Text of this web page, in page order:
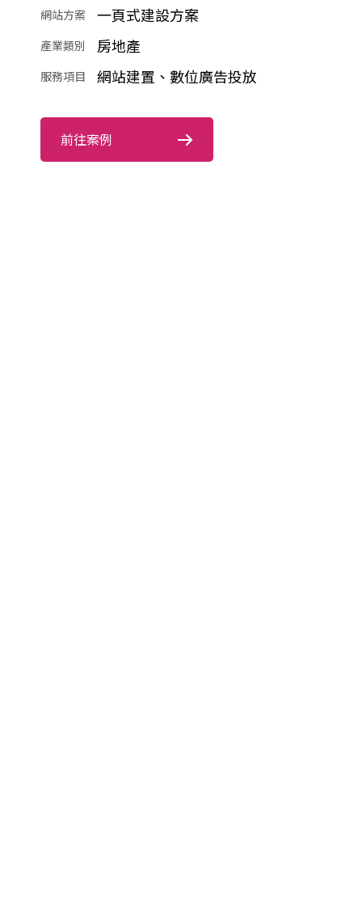
網站方案 一頁式建設方案
產業類別 房地產
服務項目 網站建置、數位廣告投放
前往案例